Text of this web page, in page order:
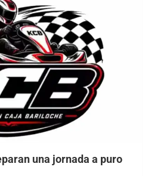
una jornada a puro